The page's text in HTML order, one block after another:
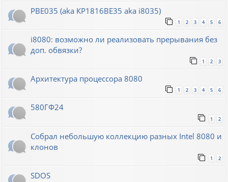
РВЕ035 (aka КР1816ВЕ35 aka i8035)
1 2 3 4 5 6
i8080: возможно ли реализовать прерывания без
доп. обвязки?
1 2 3
Архитектура процессора 8080
1 2 3 4 5 6
580ГФ24
1 2
Собрал небольшую коллекцию разных Intel 8080 и
клонов
1 2
SDOS